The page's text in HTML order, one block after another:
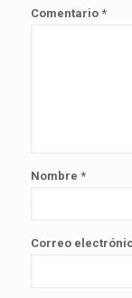
Comentario *
Nombre *
Correo